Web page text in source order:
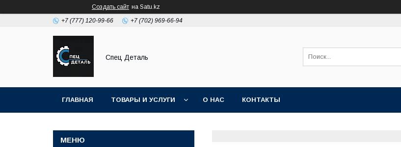
Создать сайт на Satu.kz
+7 (777) 120-99-66 +7 (702) 969-66-94
Спец Деталь
ГЛАВНАЯ ТОВАРЫ И УСЛУГИ О НАС КОНТАКТЫ